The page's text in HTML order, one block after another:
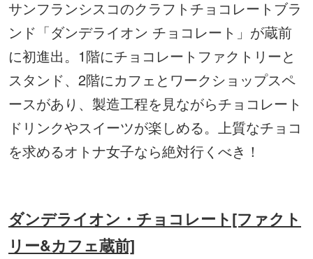
サンフランシスコのクラフトチョコレートブラ
ンド「ダンデライオン チョコレート」が蔵前
に初進出。1階にチョコレートファクトリーと
スタンド、2階にカフェとワークショップスペ
ースがあり、製造工程を見ながらチョコレート
ドリンクやスイーツが楽しめる。上質なチョコ
を求めるオトナ女子なら絶対行くべき！
ダンデライオン・チョコレート[ファクト
リー&カフェ蔵前]